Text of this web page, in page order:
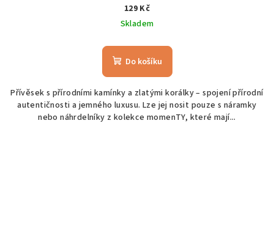
129 Kč
Skladem
Do košíku
Přívěsek s přírodními kamínky a zlatými korálky – spojení přírodní
autentičnosti a jemného luxusu. Lze jej nosit pouze s náramky
nebo náhrdelníky z kolekce momenTY, které mají...